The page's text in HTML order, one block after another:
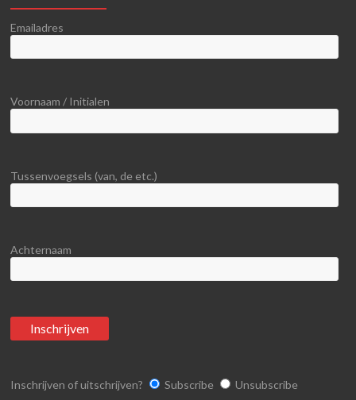
Emailadres
Voornaam / Initialen
Tussenvoegsels (van, de etc.)
Achternaam
Inschrijven of uitschrijven? Subscribe Unsubscribe